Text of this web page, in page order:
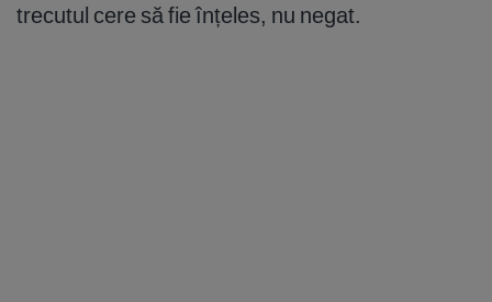
trecutul cere să fie înțeles, nu negat.